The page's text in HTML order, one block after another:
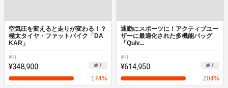
空気圧を変えると走りが変わる！？
極太タイヤ・ファットバイク「DA
KAR」
累計
¥348,900 終了
174%
通勤にスポーツに！アクティブユー
ザーに最適化された多機能バッグ
「Quiv...
累計
¥614,950 終了
204%